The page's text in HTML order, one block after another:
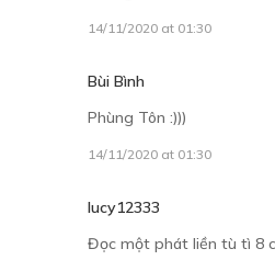
14/11/2020 at 01:30
Bùi Bình
Phùng Tôn :)))
14/11/2020 at 01:30
lucy12333
Đọc một phát liền tù tì 8